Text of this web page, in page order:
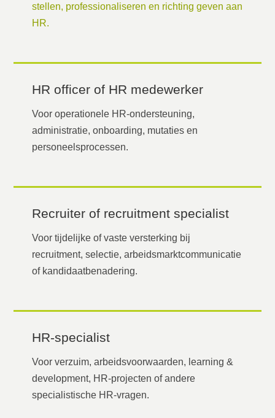
stellen, professionaliseren en richting geven aan
HR.
HR officer of HR medewerker
Voor operationele HR-ondersteuning,
administratie, onboarding, mutaties en
personeelsprocessen.
Recruiter of recruitment specialist
Voor tijdelijke of vaste versterking bij
recruitment, selectie, arbeidsmarktcommunicatie
of kandidaatbenadering.
HR-specialist
Voor verzuim, arbeidsvoorwaarden, learning &
development, HR-projecten of andere
specialistische HR-vragen.